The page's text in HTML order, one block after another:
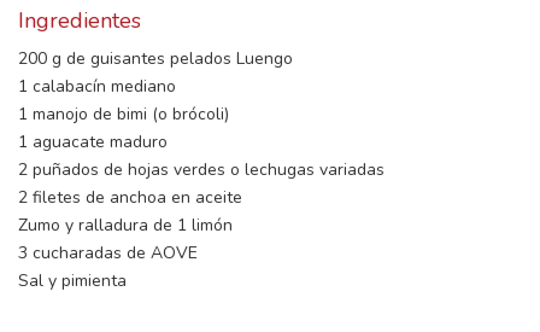
Ingredientes
200 g de guisantes pelados Luengo
1 calabacín mediano
1 manojo de bimi (o brócoli)
1 aguacate maduro
2 puñados de hojas verdes o lechugas variadas
2 filetes de anchoa en aceite
Zumo y ralladura de 1 limón
3 cucharadas de AOVE
Sal y pimienta